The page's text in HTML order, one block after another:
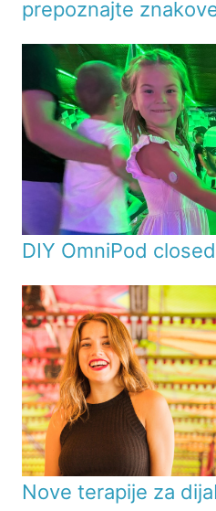
prepoznajte
DIY OmniPod
Nove terapije za